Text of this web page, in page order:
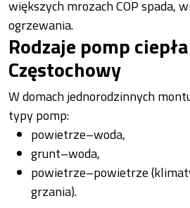
większych mrozach COP spada,
ogrzewania.
Rodzaje pomp
Częstochowy
W domach jednorodzinnych
typy pomp:
powietrze–woda,
grunt–woda,
powietrze–powietrze
grzania).